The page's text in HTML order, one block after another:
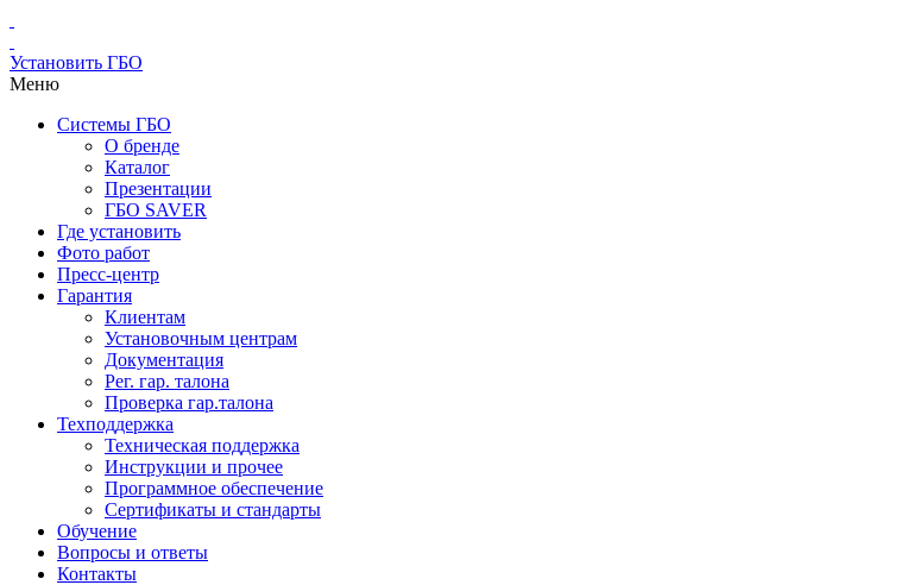
Установить ГБО
Меню
Системы ГБО
О бренде
Каталог
Презентации
ГБО SAVER
Где установить
Фото работ
Пресс-центр
Гарантия
Клиентам
Установочным центрам
Документация
Рег. гар. талона
Проверка гар.талона
Техподдержка
Техническая поддержка
Инструкции и прочее
Программное обеспечение
Сертификаты и стандарты
Обучение
Вопросы и ответы
Контакты